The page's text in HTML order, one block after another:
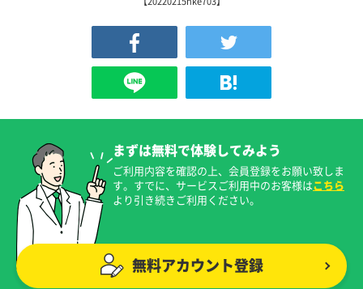
まずは無料で体験してみよう
ご利用内容を確認の上、会員登録をお願い致しま
す。すでに、サービスご利用中のお客様はこちら
より引き続きご利用ください。
無料アカウント登録